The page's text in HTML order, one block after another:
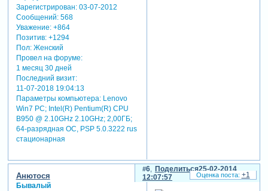
Зарегистрирован: 03-07-2012
Сообщений:568
Уважение: +864
Позитив: +1294
Пол:Женский
Провел на форуме:
1 месяц 30 дней
Последний визит:
11-07-2018 19:04:13
Параметры компьютера:Lenovo
Win7 PC; Intel(R) Pentium(R) CPU
B950 @ 2.10GHz 2.10GHz; 2,00ГБ;
64-разрядная ОС, PSP 5.0.3222 rus
стационарная
Поделиться
6
25-02-2014
12:07:57
Анютося
Бывалый
+1